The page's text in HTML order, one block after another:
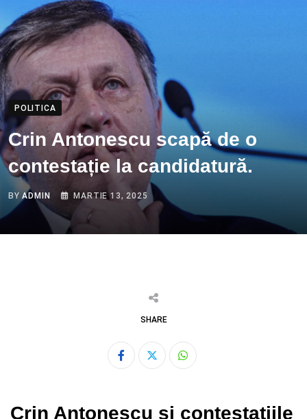
POLITICA
Crin Antonescu scapă de o
contestație la candidatură.
BYADMIN MARTIE 13, 2025
SHARE
Whatsapp
Crin Antonescu și contestațiile